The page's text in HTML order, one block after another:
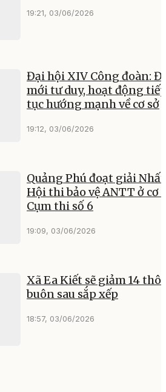
19:21, 03/06/2026
Đại hội XIV Công đoàn:
mới tư duy, hoạt động
tục hướng mạnh về cơ sở
19:12, 03/06/2026
Quảng Phú đoạt giải Nhất
Hội thi bảo vệ ANTT ở cơ
Cụm thi số 6
19:09, 03/06/2026
Xã Ea Kiết sẽ giảm 14
buôn sau sắp xếp
18:57, 03/06/2026